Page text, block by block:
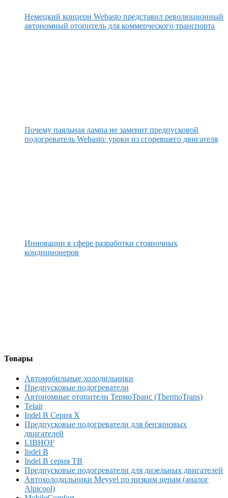
Немецкий концерн Webasto представил революционный
автономный отопитель для коммерческого транспорта
Почему паяльная лампа не заменит предпусковой
подогреватель Webasto: уроки из сгоревшего двигателя
Инновации в сфере разработки стояночных
кондиционеров
Товары
Автомобильные холодильники
Предпусковые подогреватели
Автономные отопители ТермоТранс (ThermoTrans)
Telair
Indel B Серия X
Предпусковые подогреватели для бензиновых
двигателей
LIBHOF
Indel B
Indel B серия TB
Предпусковые подогреватели для дизельных двигателей
Автохолодильники Meyvel по низким ценам (аналог
Alpicool)